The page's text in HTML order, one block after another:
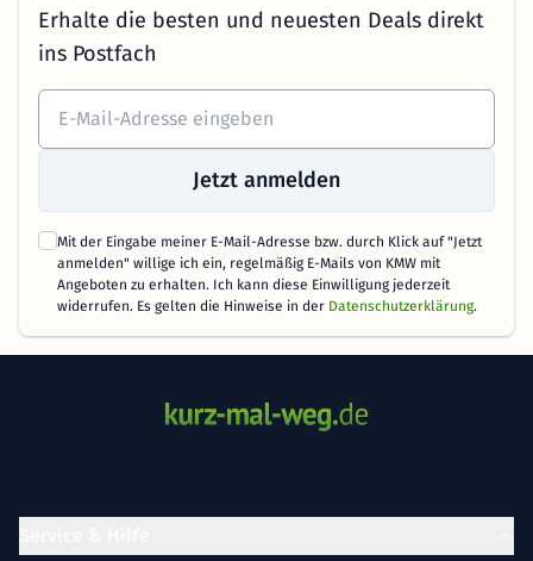
Erhalte die besten und neuesten Deals direkt
ins Postfach
Jetzt anmelden
Mit der Eingabe meiner E-Mail-Adresse bzw. durch Klick auf "Jetzt
anmelden" willige ich ein, regelmäßig E-Mails von KMW mit
Angeboten zu erhalten. Ich kann diese Einwilligung jederzeit
widerrufen. Es gelten die Hinweise in der Datenschutzerklärung.